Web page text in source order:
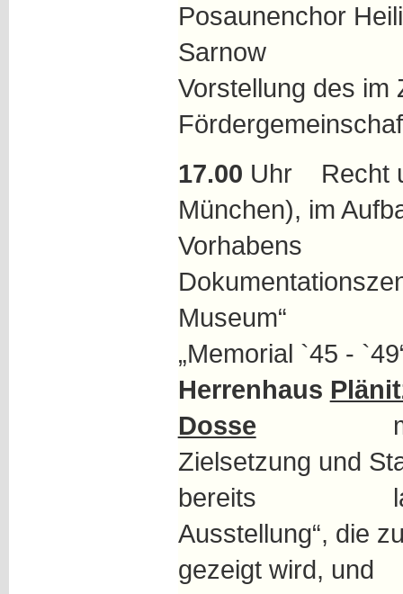
Posaunenchor
Sarnow
Vorstellung des im
17.00 Uhr Recht
München), im
Vorhabens „
„Memorial
Herrenhaus
Dosse mit
Zielsetzung und
bereits
Ausstellung“, die
gezeigt wird,